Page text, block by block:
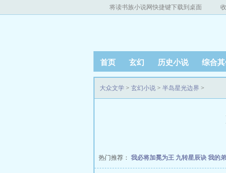
将读书族小说网快捷键下载到桌面
首页 玄幻 历史小说 综合
大众文学 > 玄幻小说 > 半岛星光边界 >
热门推荐： 我必将加冕为王 九转星辰诀 我的